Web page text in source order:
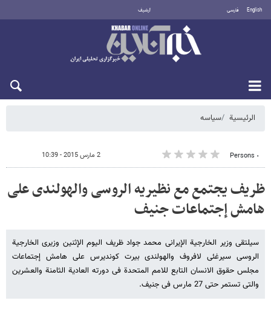
English فارسی أرشيف
الرئيسية سیاسه
٠ Persons 2 مارس 2015 - 10:39
ظریف یجتمع مع نظیریه الروسی والهولندی علی
هامش إجتماعات جنیف
سیلتقی وزیر الخارجیة الإیرانی محمد جواد ظریف الیوم الإثنین وزیری الخارجیة
الروسی سیرغئی لافروف والهولندی بیرت کوندیرس علی هامش إجتماعات
مجلس حقوق الانسان التابع للامم المتحدة فی دورته العادیة الثامنة والعشرین
والتى تستمر حتى 27 مارس فى جنیف.